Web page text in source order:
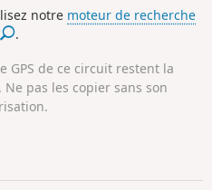
notre moteur de recherche
.
GPS de ce circuit restent la
pas les copier sans son